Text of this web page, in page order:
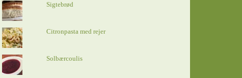
Sigtebrød
Citronpasta med rejer
Solbærcoulis